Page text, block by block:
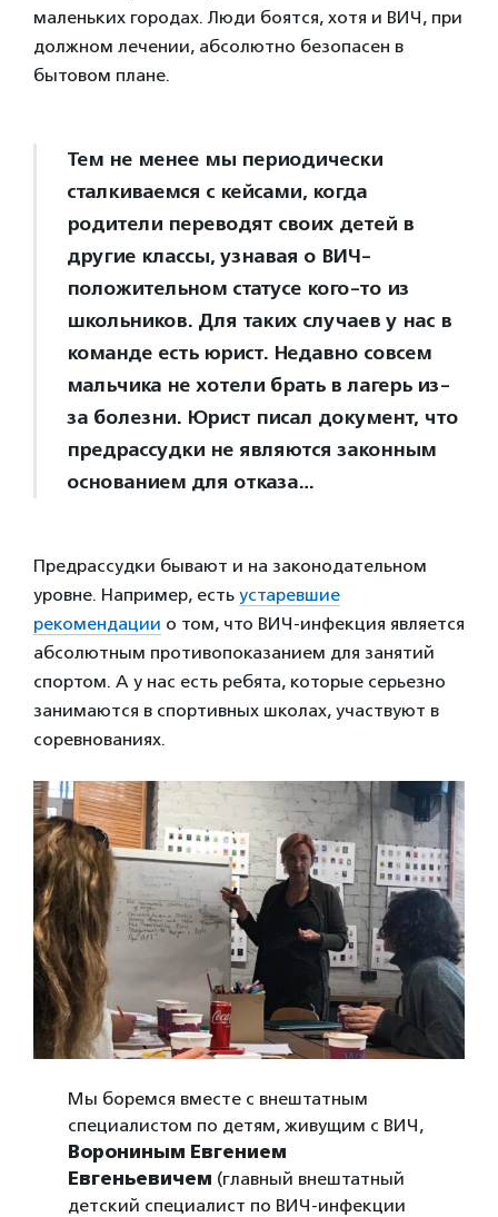
маленьких городах. Люди боятся, хотя и ВИЧ, при
должном лечении, абсолютно безопасен в
бытовом плане.
Тем не менее мы периодически
сталкиваемся с кейсами, когда
родители переводят своих детей в
другие классы, узнавая о ВИЧ-
положительном статусе кого-то из
школьников. Для таких случаев у нас в
команде есть юрист. Недавно совсем
мальчика не хотели брать в лагерь из-
за болезни. Юрист писал документ, что
предрассудки не являются законным
основанием для отказа…
Предрассудки бывают и на законодательном
уровне. Например, есть устаревшие
рекомендации о том, что ВИЧ-инфекция является
абсолютным противопоказанием для занятий
спортом. А у нас есть ребята, которые серьезно
занимаются в спортивных школах, участвуют в
соревнованиях.
Мы боремся вместе с внештатным
специалистом по детям, живущим с ВИЧ,
Ворониным Евгением
Евгеньевичем (главный внештатный
детский специалист по ВИЧ-инфекции